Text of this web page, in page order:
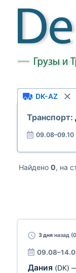
DK-AZ
Транспорт:
09.08–09.10
Найдено 0, на
3 дня назад
Дания (DK)